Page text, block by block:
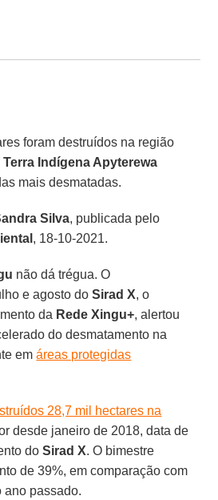
foram destruídos na região
Terra Indígena Apyterewa
mais desmatadas.
Silva, publicada pelo
, 18-10-2021.
não dá trégua. O
e agosto doSirad X, o
da Rede Xingu+, alertou
do desmatamento na
emáreas protegidas
28,7 mil hectares na
desde janeiro de 2018, data de
doSirad X. O bimestre
de 39%, em comparação com
ano passado.